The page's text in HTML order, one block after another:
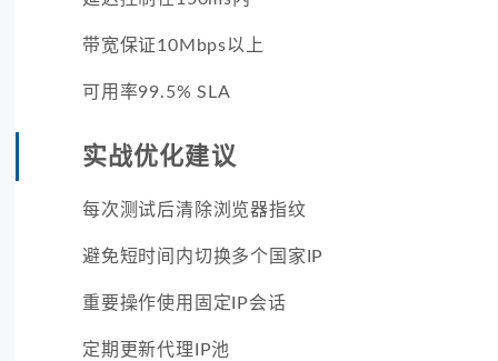
带宽保证10Mbps以上
可用率99.5% SLA
实战优化建议
每次测试后清除浏览器指纹
避免短时间内切换多个国家IP
重要操作使用固定IP会话
定期更新代理IP池